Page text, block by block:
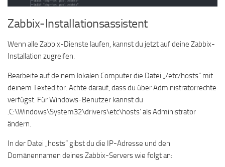
Zabbix-Installationsassistent
Wenn alle Zabbix-Dienste laufen, kannst du jetzt auf deine Zabbix-
Installation zugreifen.
Bearbeite auf deinem lokalen Computer die Datei „/etc/hosts“ mit
deinem Texteditor. Achte darauf, dass du über Administratorrechte
verfügst. Für Windows-Benutzer kannst du
‚C:\Windows\System32\drivers\etc\hosts‘ als Administrator
ändern.
In der Datei „hosts“ gibst du die IP-Adresse und den
Domänennamen deines Zabbix-Servers wie folgt an: